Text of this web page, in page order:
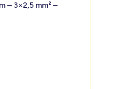
– 3×2,5 mm² –